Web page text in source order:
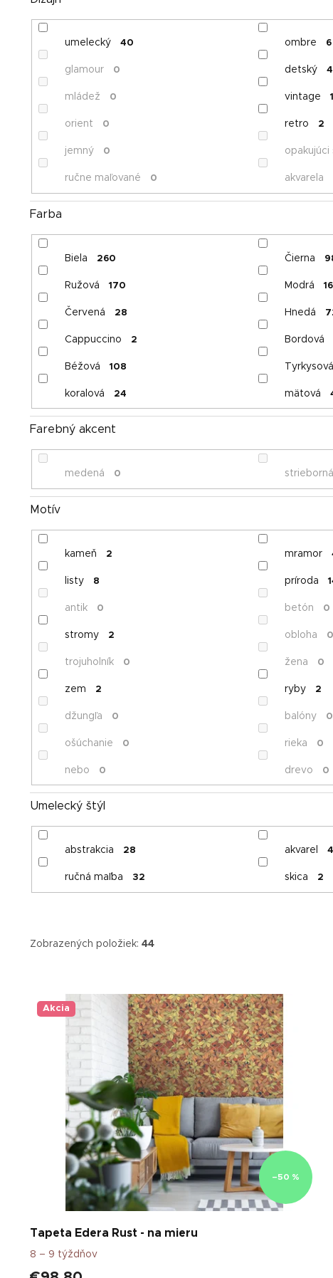
umelecký 40 ombre 6
glamour 0 detský 4
mládež 0 vintage
orient 0 retro 2
jemný 0 opakujúci
ručne maľované 0 akvarela
Farba
Biela 260 Čierna
Ružová 170 Modrá
Červená 28 Hnedá
Cappuccino 2 Bordová
Béžová 108 Tyrkysová
koralová 24 mätová
Farebný akcent
medená 0 strieborná
Motív
kameň 2 mramor
listy 8 príroda
antik 0 betón 0
stromy 2 obloha 0
trojuholník 0 žena 0
zem 2 ryby 2
džungľa 0 balóny 0
ošúchanie 0 rieka 0
nebo 0 drevo 0
Umelecký štýl
abstrakcia 28 akvarel 4
ručná maľba 32 skica 2
Zobrazených položiek: 44
Akcia
–50 %
Tapeta Edera Rust - na mieru
8 – 9 týždňov